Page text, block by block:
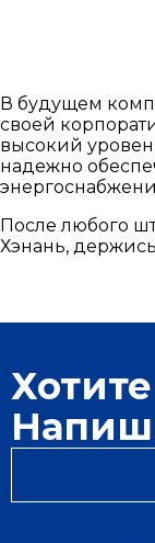
В будущем
своей
высокий
надежно
После любого
Хэнань,